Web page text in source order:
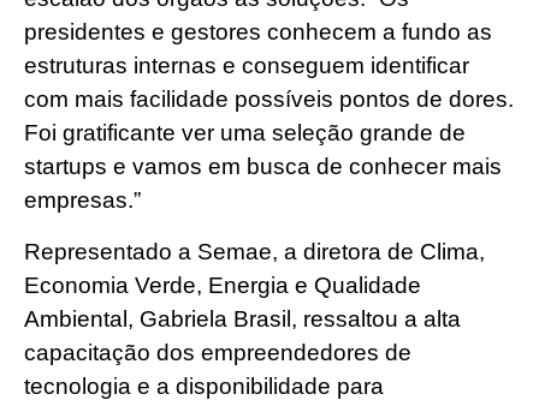
presidentes e gestores conhecem a fundo as
estruturas internas e conseguem identificar
com mais facilidade possíveis pontos de dores.
Foi gratificante ver uma seleção grande de
startups e vamos em busca de conhecer mais
empresas.”
Representado a Semae, a diretora de Clima,
Economia Verde, Energia e Qualidade
Ambiental, Gabriela Brasil, ressaltou a alta
capacitação dos empreendedores de
tecnologia e a disponibilidade para